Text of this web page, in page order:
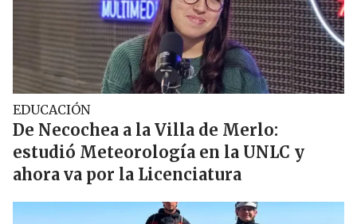
EDUCACIÓN
De Necochea a la Villa de Merlo:
estudió Meteorología en la UNLC y
ahora va por la Licenciatura